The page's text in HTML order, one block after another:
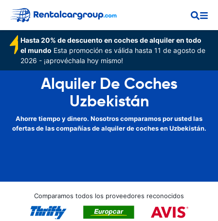
Hasta 20% de descuento en coches de alquiler en todo
el mundo Esta promoción es válida hasta 11 de agosto de
2026 - ¡aprovéchala hoy mismo!
Alquiler De Coches
Uzbekistán
Ahorre tiempo y dinero. Nosotros comparamos por usted las
ofertas de las compañías de alquiler de coches en Uzbekistán.
Comparamos todos los proveedores reconocidos